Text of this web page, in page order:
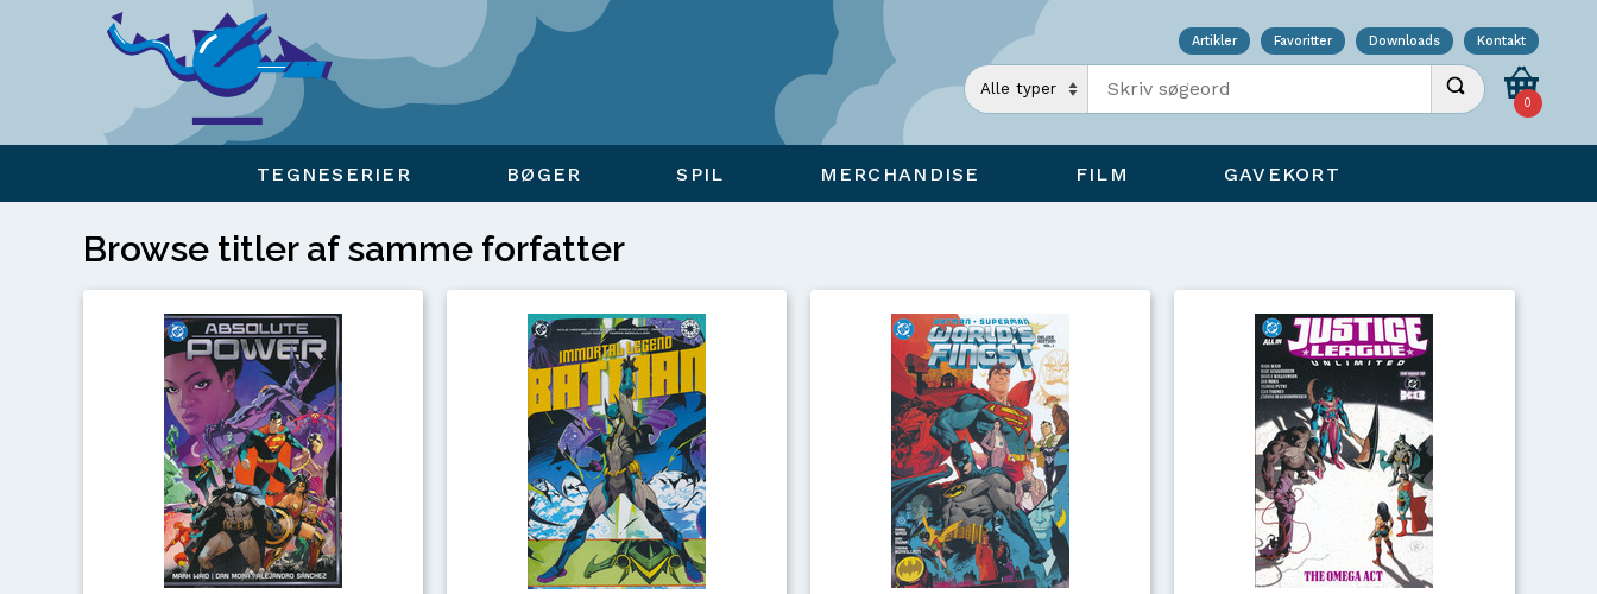
Artikler Favoritter Downloads Kontakt
Indtast søgeord Udfør søgning
0
TEGNESERIER BØGER SPIL MERCHANDISE FILM GAVEKORT
Browse titler af samme forfatter
Viser overlay for indkøbskurv